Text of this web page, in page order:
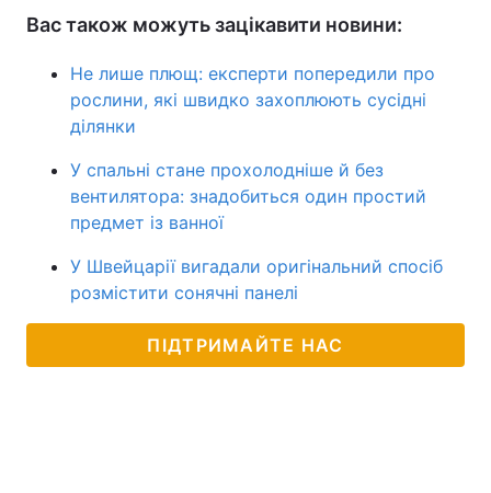
Вас також можуть зацікавити новини:
Не лише плющ: експерти попередили про
рослини, які швидко захоплюють сусідні
ділянки
У спальні стане прохолодніше й без
вентилятора: знадобиться один простий
предмет із ванної
У Швейцарії вигадали оригінальний спосіб
розмістити сонячні панелі
ПІДТРИМАЙТЕ НАС